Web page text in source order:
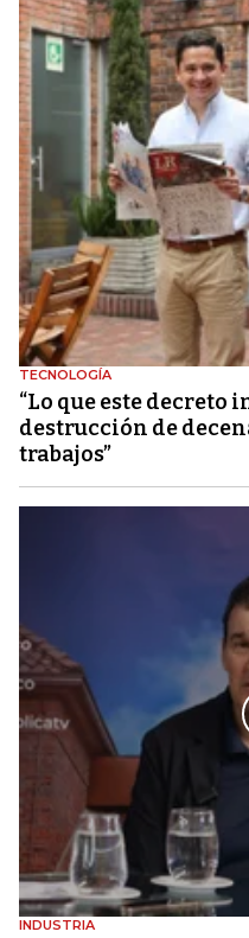
TECNOLOGÍA
“Lo que este decreto
destrucción de
trabajos”
INDUSTRIA